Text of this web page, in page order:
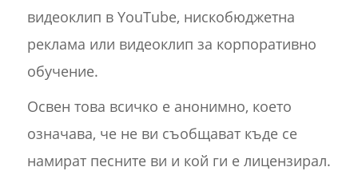
видеоклип в YouTube, нискобюджетна
реклама или видеоклип за корпоративно
обучение.
Освен това всичко е анонимно, което
означава, че не ви съобщават къде се
намират песните ви и кой ги е лицензирал.